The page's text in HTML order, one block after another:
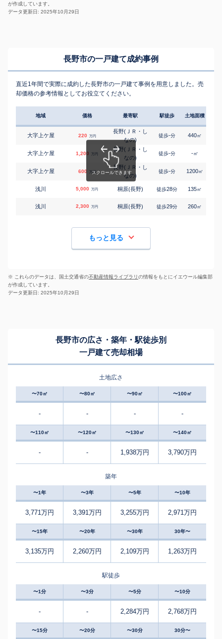
が作成しています。
データ更新日: 2025年10月29日
長野市の一戸建て成約事例
直近1年間で実際に成約した長野市の一戸建て事例を用意しました。売
却価格の参考情報としてお役立てください。
地域 価格 最寄駅 駅徒歩 土地面積
大字上ケ屋 220 万円
長野(ＪＲ・し
なの)
徒歩-分 440㎡
大字上ケ屋 1,200 万円
長野(ＪＲ・し
なの)
徒歩-分 -㎡
大字上ケ屋 600 万円
長野(ＪＲ・し
なの)
徒歩-分 1200㎡
浅川 5,000 万円 桐原(長野) 徒歩28分 135㎡
浅川 2,300 万円 桐原(長野) 徒歩29分 260㎡
もっと見る
※ これらのデータは、国土交通省の不動産情報ライブラリの情報をもとにイエウール編集部
が作成しています。
データ更新日: 2025年10月29日
長野市の広さ・築年・駅徒歩別
一戸建て売却相場
土地広さ
〜70㎡ 〜80㎡ 〜90㎡ 〜100㎡
- - - -
〜110㎡ 〜120㎡ 〜130㎡ 〜140㎡
- - 1,938万円 3,790万円
築年
〜1年 〜3年 〜5年 〜10年
3,771万円 3,391万円 3,255万円 2,971万円
〜15年 〜20年 〜30年 30年〜
3,135万円 2,260万円 2,109万円 1,263万円
駅徒歩
〜1分 〜3分 〜5分 〜10分
- - 2,284万円 2,768万円
〜15分 〜20分 〜30分 30分〜